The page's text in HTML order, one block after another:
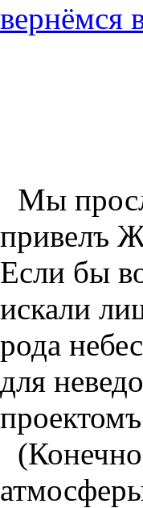
вернёмся
Мы
привелъ
Если бы
искали
рода
для